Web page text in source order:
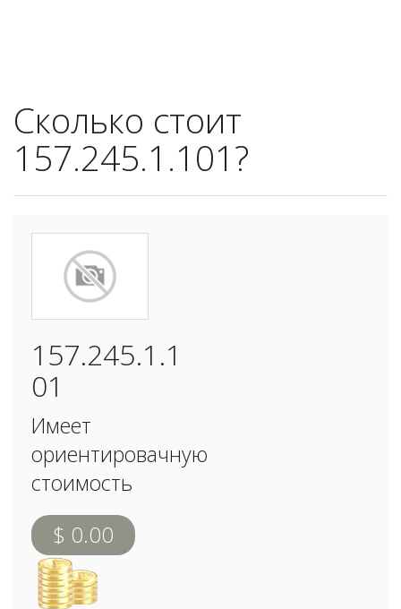
Сколько стоит
157.245.1.101?
157.245.1.1
01
Имеет
ориентировачную
стоимость
$ 0.00